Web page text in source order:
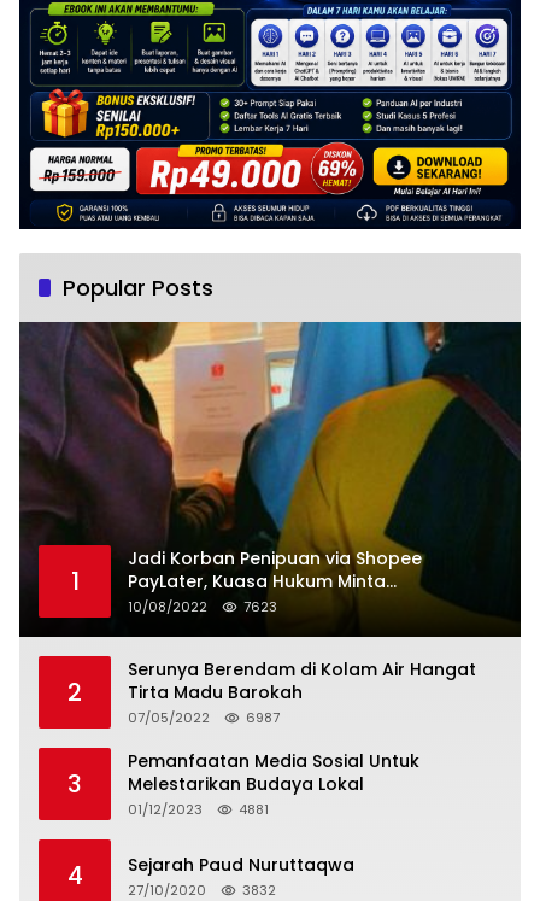
Popular Posts
1
Jadi Korban Penipuan via Shopee
PayLater, Kuasa Hukum Minta
Penangguhan Tagihan dan Hapus Bunga
10/08/2022 7623
2
Serunya Berendam di Kolam Air Hangat
Tirta Madu Barokah
07/05/2022 6987
3
Pemanfaatan Media Sosial Untuk
Melestarikan Budaya Lokal
01/12/2023 4881
4 Sejarah Paud Nuruttaqwa
27/10/2020 3832